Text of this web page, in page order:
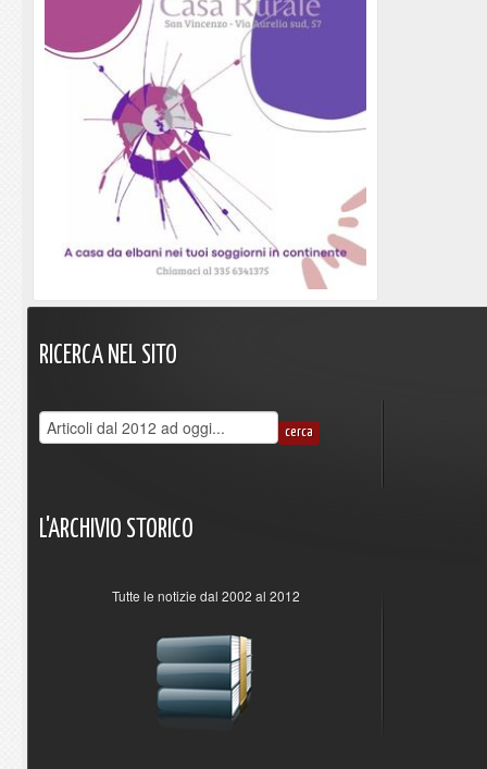
RICERCA NEL SITO
L'ARCHIVIO STORICO
Tutte le notizie dal 2002 al 2012